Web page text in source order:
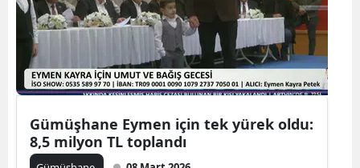
Gümüşhane Eymen için tek yürek oldu:
8,5 milyon TL toplandı